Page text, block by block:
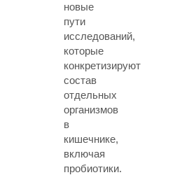
новые
пути
исследований,
которые
конкретизируют
состав
отдельных
организмов
в
кишечнике,
включая
пробиотики.